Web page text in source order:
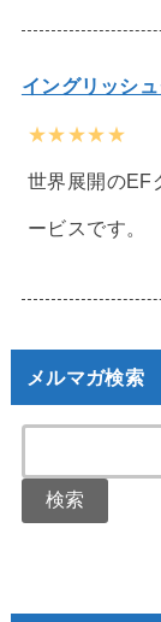
イングリッシ
★★★★★
世界展開のEF
ービスです。
メルマガ検索